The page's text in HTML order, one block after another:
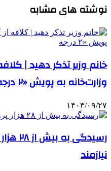
نوشته های مشابه
خانم وزیر تذکر دهید |
وزارت‌خانه به پویش «۲ درجه کم‌تر» + تصاویر
۱۴۰۳/۰۹/۲۷
رسیدگی
نیازمند